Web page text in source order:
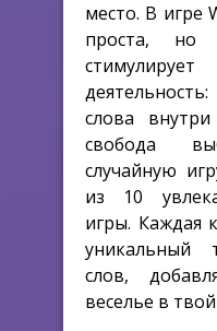
место. В игре
проста,
слова
свобода
случайную
из 10
игры. Каждая
уникальный
слов,
веселье в